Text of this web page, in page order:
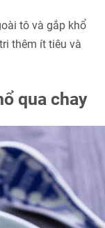
tô và gắp khổ
thêm ít tiêu và
qua chay